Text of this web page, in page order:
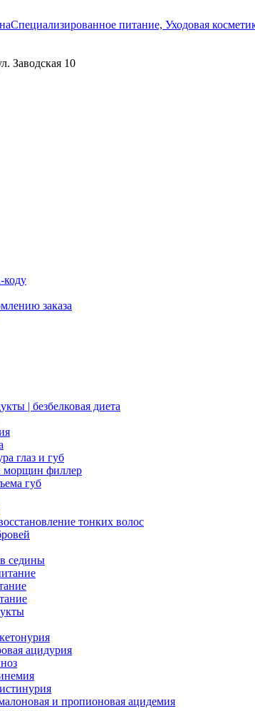
Специализированное питание, Уходовая
Заводская 10
коду
заказа
| безбелковая диета
глаз и губ
морщин филлер
губ
тонких волос
седины
ацидурия
и пропионовая ацидемия